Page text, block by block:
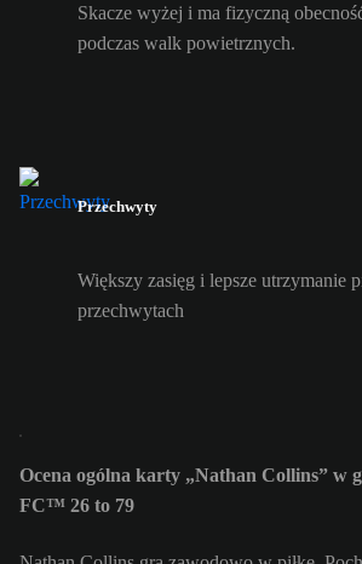
Skacze wyżej i ma fizyczną
podczas walk powietrznych.
Przechwyty
Większy zasięg i lepsze utrzymanie
przechwytach
Ocena ogólna karty „Nathan Collins” w
FC™ 26 to 79